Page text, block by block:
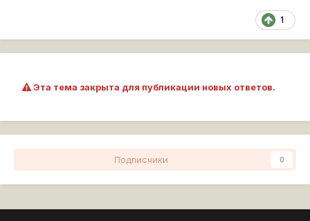
1
Эта тема закрыта для публикации новых ответов.
Подписчики 0